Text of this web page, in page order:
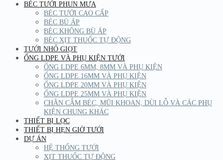
BÉC TƯỚI PHUN MƯA
BÉC TƯỚI CAO CẤP
BÉC BÙ ÁP
BÉC KHÔNG BÙ ÁP
BÉC XỊT THUỐC TỰ ĐỘNG
TƯỚI NHỎ GIỌT
ỐNG LDPE VÀ PHỤ KIỆN TƯỚI
ỐNG LDPE 6MM, 8MM VÀ PHỤ KIỆN
ỐNG LDPE 16MM VÀ PHỤ KIỆN
ỐNG LDPE 20MM VÀ PHỤ KIỆN
ỐNG LDPE 25MM VÀ PHỤ KIỆN
CHÂN CẮM BÉC, MŨI KHOAN, DÙI LỖ VÀ CÁC PHỤ
KIỆN CHUNG KHÁC
THIẾT BỊ LỌC
THIẾT BỊ HẸN GIỜ TƯỚI
DỰ ÁN
HỆ THỐNG TƯỚI
XỊT THUỐC TỰ ĐỘNG